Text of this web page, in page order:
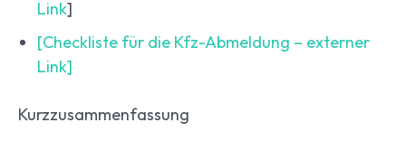
Link]
[Checkliste für die Kfz-Abmeldung – externer
Link]
Kurzzusammenfassung